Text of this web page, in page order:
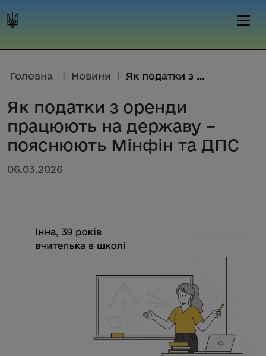
Головна | Новини | Як податки з оренди працюють н...
Як податки з оренди
працюють на державу –
пояснюють Мінфін та ДПС
06.03.2026